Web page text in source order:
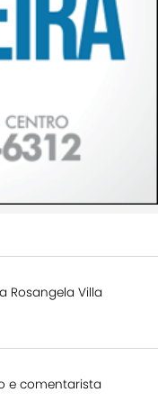
Rosangela Villa
e comentarista